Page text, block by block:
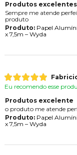
Produtos excelentes
Sempre me atende
produto
Produto:Papel
x 7,5m – Wyda
Eu recomendo esse
Produtos excelente
o produto me atende
Produto:Papel
x 7,5m – Wyda